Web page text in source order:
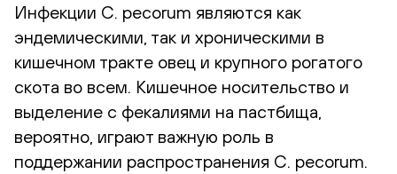
Инфекции C. pecorum являются как
эндемическими, так и хроническими в
кишечном тракте овец и крупного рогатого
скота во всем. Кишечное носительство и
выделение с фекалиями на пастбища,
вероятно, играют важную роль в
поддержании распространения C. pecorum.